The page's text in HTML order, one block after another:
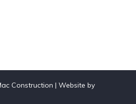
Construction | Website by